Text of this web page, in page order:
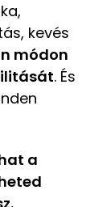
kevés
módon
. És
a